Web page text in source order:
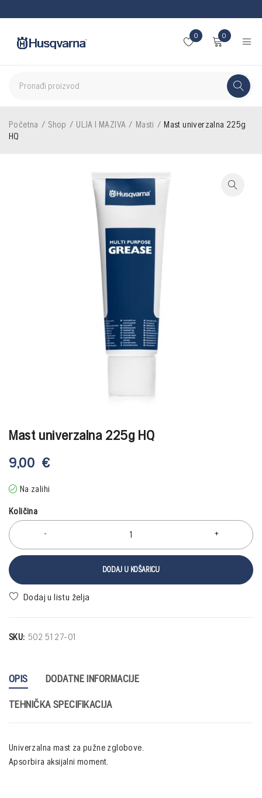
0 0
Početna / Shop / ULJA I MAZIVA / Masti / Mast univerzalna 225g
HQ
Mast univerzalna 225g HQ
9,00 €
Na zalihi
Količina
DODAJ U KOŠARICU
SKU: 502 51 27-01
OPIS DODATNE INFORMACIJE
TEHNIČKA SPECIFIKACIJA
Univerzalna mast za pužne zglobove.
Apsorbira aksijalni moment.